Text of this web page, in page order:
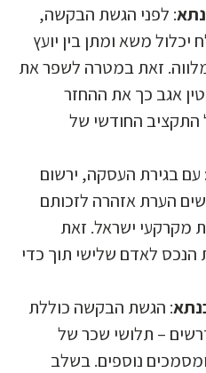
: לפני הגשת הבקשה,
משא ומתן בין יועץ
זאת במטרה לשפר את
אגב כך את ההחזר
החודשי של
בגירת העסקה, ירשום
הערת אזהרה לזכותם
ישראל. זאת
לאדם שלישי תוך כדי
: הגשת הבקשה כוללת
– תלושי שכר של
נוספים. בשלב